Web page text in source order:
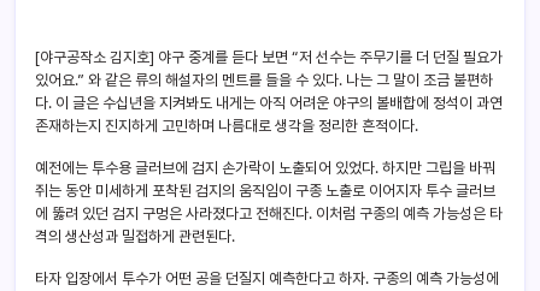
[야구공작소 김지호] 야구 중계를 듣다 보면 “저 선수는 주무기를 더 던질 필요가
있어요.” 와 같은 류의 해설자의 멘트를 들을 수 있다. 나는 그 말이 조금 불편하
다. 이 글은 수십년을 지켜봐도 내게는 아직 어려운 야구의 볼배합에 정석이 과연
존재하는지 진지하게 고민하며 나름대로 생각을 정리한 흔적이다.
예전에는 투수용 글러브에 검지 손가락이 노출되어 있었다. 하지만 그립을 바꿔
쥐는 동안 미세하게 포착된 검지의 움직임이 구종 노출로 이어지자 투수 글러브
에 뚫려 있던 검지 구멍은 사라졌다고 전해진다. 이처럼 구종의 예측 가능성은 타
격의 생산성과 밀접하게 관련된다.
타자 입장에서 투수가 어떤 공을 던질지 예측한다고 하자. 구종의 예측 가능성에